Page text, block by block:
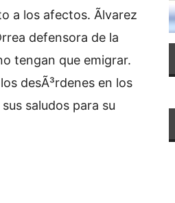
a los afectos. Ãlvarez
defensora de la
tengan que emigrar.
desÃ³rdenes en los
saludos para su